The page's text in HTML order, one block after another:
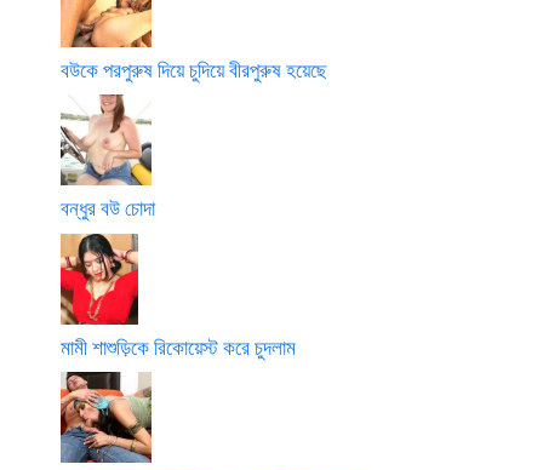
বউকে পরপুরুষ দিয়ে চুদিয়ে বীরপুরুষ হয়েছে
বন্ধুর বউ চোদা
মামী শাশুড়িকে রিকোয়েস্ট করে চুদলাম